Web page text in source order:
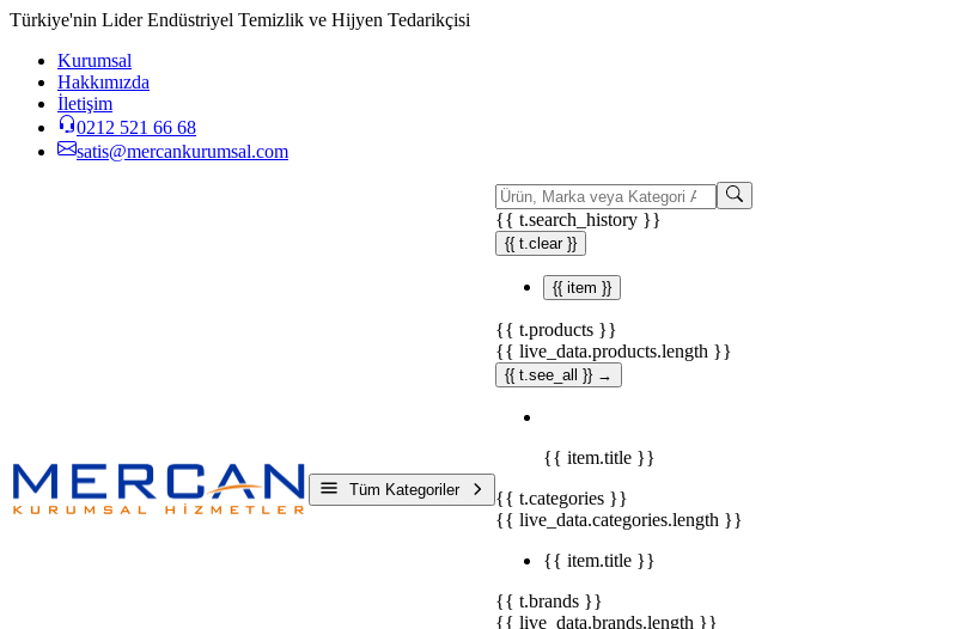
Türkiye'nin Lider Endüstriyel Temizlik ve Hijyen Tedarikçisi
Kurumsal
Hakkımızda
İletişim
0212 521 66 68
satis@mercankurumsal.com
Tüm Kategoriler
{{ t.search_history }}
{{ t.clear }}
{{ item }}
{{ t.products }}
{{ live_data.products.length }}
{{ t.see_all }} →
{{ item.title }}
{{ t.categories }}
{{ live_data.categories.length }}
{{ item.title }}
{{ t.brands }}
{{ live_data.brands.length }}